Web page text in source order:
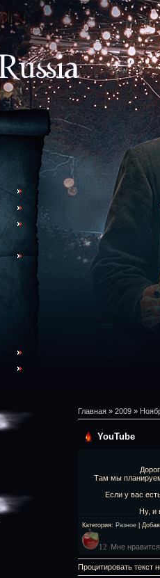
Главная » 2009 »
YouTube
Там мы
Если у вас
Ну, и
Категория: Разное
12 Мне нравится
Процитировать текст